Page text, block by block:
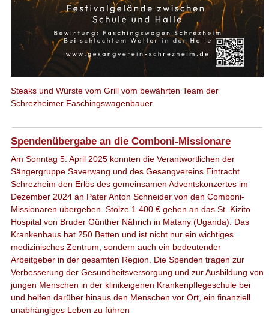
Steaks und Würste vom Grill vom bewährten Team der
Schrezheimer Faschingswagenbauer.
Spendenübergabe an die Comboni-Missionare
Am Sonntag 5. April 2025 konnten die Verantwortlichen der
Sängergruppe Saverwang und des Gesangvereins Eintracht
Schrezheim den Erlös des gemeinsamen Adventskonzertes im
Dezember 2024 an Pater Anton Schneider von den Comboni-
Missionaren übergeben. Stolze 1.400 € gehen an das St. Kizito
Hospital von Bruder Günther Nährich in Matany (Uganda). Das
Krankenhaus hat 250 Betten und ist nicht nur ein wichtiges
medizinisches Zentrum, sondern auch ein bedeutender
Arbeitgeber in der gesamten Region. Die Spenden tragen zur
Verbesserung der Gesundheitsversorgung und zur Ausbildung von
jungen Menschen in der klinikeigenen Krankenpflegeschule bei
und helfen darüber hinaus den Menschen vor Ort, ein finanziell
unabhängiges Leben zu führen